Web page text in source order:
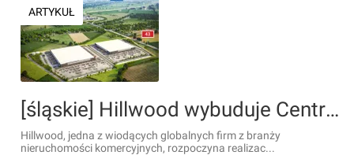
ARTYKUŁ
[śląskie] Hillwood wybuduje Centrum Logistyczne Hillwood Częstochowa Zachód
Hillwood, jedna z wiodących globalnych firm z branży
nieruchomości komercyjnych, rozpoczyna realizac...